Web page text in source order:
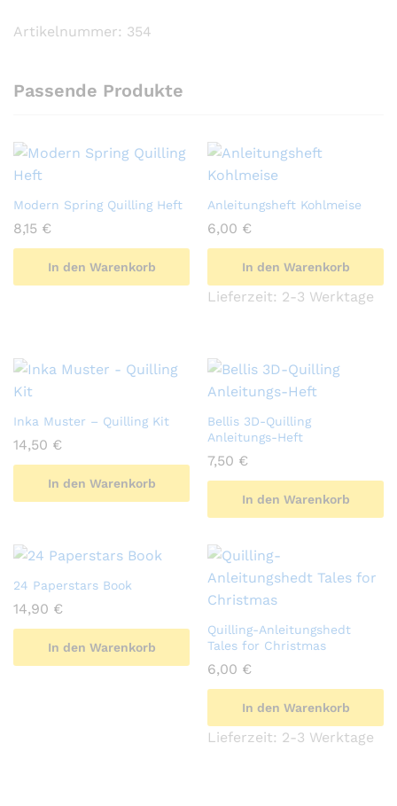
Artikelnummer: 354
Passende Produkte
Modern Spring Quilling Heft
8,15 €
In den Warenkorb
Anleitungsheft Kohlmeise
6,00 €
In den Warenkorb
Lieferzeit: 2-3 Werktage
Inka Muster – Quilling Kit
14,50 €
In den Warenkorb
Bellis 3D-Quilling
Anleitungs-Heft
7,50 €
In den Warenkorb
24 Paperstars Book
14,90 €
In den Warenkorb
Quilling-Anleitungshedt
Tales for Christmas
6,00 €
In den Warenkorb
Lieferzeit: 2-3 Werktage